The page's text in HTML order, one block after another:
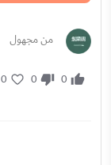
من مجهول
0
0
0